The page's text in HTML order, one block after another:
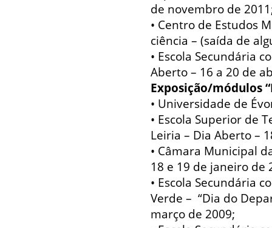
de novembro de
• Centro de Estudos
ciência – (saída de
• Escola Secundária
Aberto – 16 a 20 de
Exposição/módulos
• Universidade de
• Escola Superior de
Leiria – Dia Aberto –
• Câmara Municipal
18 e 19 de janeiro de
• Escola Secundária
Verde – “Dia do
março de 2009;